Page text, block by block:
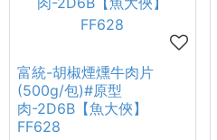
富統-胡椒煙燻牛肉片
(500g/包)#原型
肉-2D6B【魚大俠】
FF628